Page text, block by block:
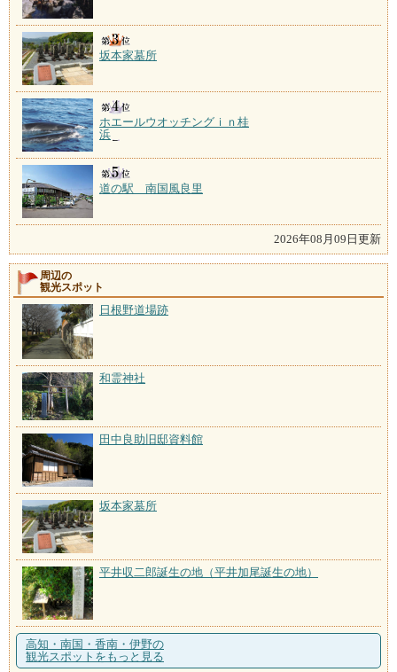
坂本家墓所
ホエールウオッチングｉｎ桂
浜
道の駅 南国風良里
2026年08月09日更新
周辺の
観光スポット
日根野道場跡
和霊神社
田中良助旧邸資料館
坂本家墓所
平井収二郎誕生の地（平井加尾誕生の地）
高知・南国・香南・伊野の
観光スポットをもっと見る